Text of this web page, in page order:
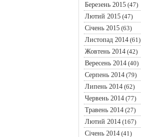
Березень 2015(47)
Лютий 2015(47)
Січень 2015(63)
Листопад 2014(61)
Жовтень 2014(42)
Вересень 2014(40)
Серпень 2014(79)
Липень 2014(62)
Червень 2014(77)
Травень 2014(27)
Лютий 2014(167)
Січень 2014(41)